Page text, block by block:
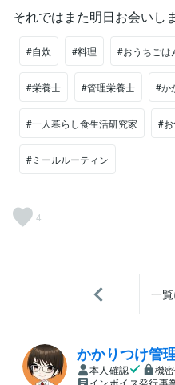
それではまた明日お会いし
#自炊 #料理 #おうちごは
#栄養士 #管理栄養士 #か
#一人暮らし食生活研究家 #
#ミールルーティン
4
一
かかりつけ管
本人確認
機
インボイス発行事